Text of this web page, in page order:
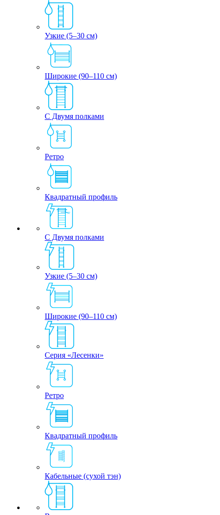
Узкие (5–30 см)
Широкие (90–110 см)
С Двумя полками
Ретро
Квадратный профиль
С Двумя полками
Узкие (5–30 см)
Широкие (90–110 см)
Серия «Лесенки»
Ретро
Квадратный профиль
Кабельные (сухой тэн)